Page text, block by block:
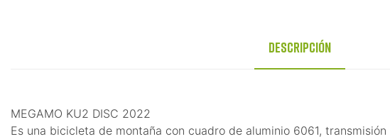
Descripción
MEGAMO KU2 DISC 2022
Es una bicicleta de montaña con cuadro de aluminio 6061,